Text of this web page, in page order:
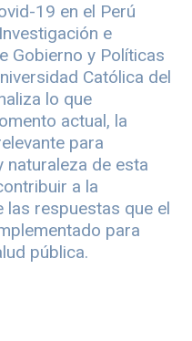
19 en el Perú
e
Gobierno y Políticas
Católica del
lo que
actual, la
para
naturaleza de esta
a la
respuestas que el
para
pública.